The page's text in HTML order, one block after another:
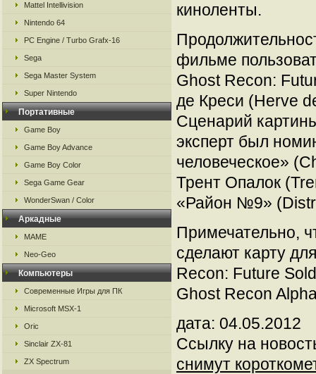
Mattel Intellivision
Nintendo 64
PC Engine / Turbo Grafx-16
Sega
Sega Master System
Super Nintendo
Портативные
Game Boy
Game Boy Advance
Game Boy Color
Sega Game Gear
WonderSwan / Color
Аркадные
MAME
Neo-Geo
Компьютеры
Современные Игры для ПК
Microsoft MSX-1
Oric
Sinclair ZX-81
ZX Spectrum
киноленты.
фильме
Ghost Recon:
де Креси (Herve
Сценарий
эксперт был
человеческое»
Трент Опалок
«Район №9»
Примечательно,
сделают карту
Recon: Future
Ghost Recon
дата: 04.05.2012
Ссылку на
снимут